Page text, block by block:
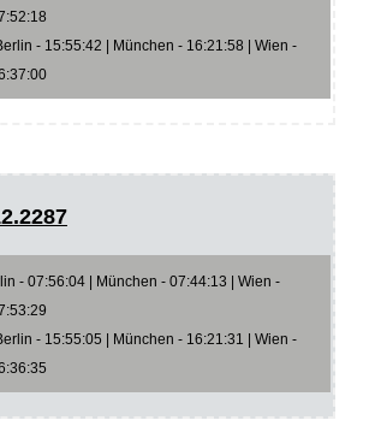
- 15:55:42 | München - 16:21:58 | Wien -
- 07:56:04 | München - 07:44:13 | Wien -
- 15:55:05 | München - 16:21:31 | Wien -